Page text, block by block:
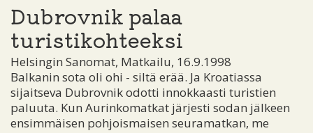
Dubrovnik palaa
turistikohteeksi
Helsingin Sanomat, Matkailu, 16.9.1998
Balkanin sota oli ohi - siltä erää. Ja Kroatiassa
sijaitseva Dubrovnik odotti innokkaasti turistien
paluuta. Kun Aurinkomatkat järjesti sodan jälkeen
ensimmäisen pohjoismaisen seuramatkan, me